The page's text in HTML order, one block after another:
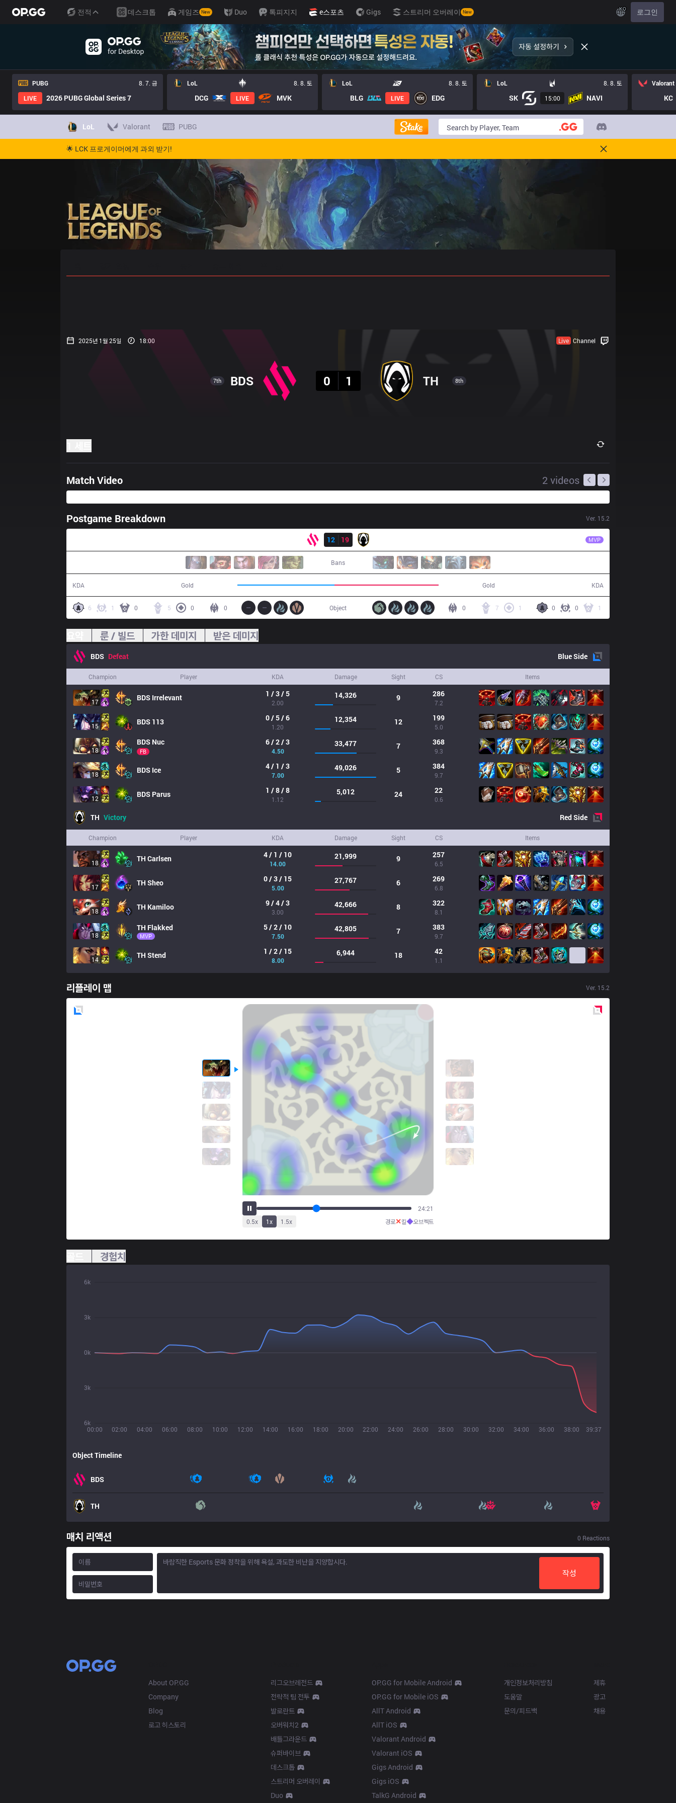
전적 데스크톱 게임즈 New Duo 톡피지지 e스포츠 Gigs 스트리머 오버레이 New KO 로그인
PUBG
8. 7. 금
LIVE
2026 PUBG Global Series 7
LoL 8. 8. 토
DCG LIVE MVK
LoL 8. 8. 토
BLG LIVE EDG
LoL 8. 8. 토
SK 15:00 NAVI
Valorant
KC
LoL Valorant PUBG
🌟 LCK 프로게이머에게 과외 받기!
2025년 1월 25일 18:00 Live Channel
7th BDS
0
1 TH 8th
Match Video 2 videos
Postgame Breakdown Ver. 15.2
12
19 MVP
Bans
KDA Gold Gold KDA
6 1 0 5 0 0 0 0 1
7 1
0
Object
룬 / 빌드 가한 데미지 받은 데미지
BDS Defeat BlueSide
Champion Player KDA Damage Sight CS Items
17 BDS Irrelevant 1 / 3 / 5
2.00
14,326 9 286
7.2
15 BDS 113 0 / 5 / 6
1.20
12,354 12 199
5.0
18
BDS Nuc
FB
6 / 2 / 3
4.50
33,477 7 368
9.3
18 BDS Ice 4 / 1 / 3
7.00
49,026 5 384
9.7
12 BDS Parus 1 / 8 / 8
1.12
5,012 24 22
0.6
TH Victory RedSide
Champion Player KDA Damage Sight CS Items
18 TH Carlsen 4 / 1 / 10
14.00
21,999 9 257
6.5
17 TH Sheo 0 / 3 / 15
5.00
27,767 6 269
6.8
18 TH Kamiloo 9 / 4 / 3
3.00
42,666 8 322
8.1
18
TH Flakked
MVP
5 / 2 / 10
7.50
42,805 7 383
9.7
14 TH Stend 1 / 2 / 15
8.00
6,944 18 42
1.1
리플레이 맵 Ver. 15.2
30:59
0.5x 1x 1.5x 경로✕킬◆오브젝트
경험치
00:00 02:00 04:00 06:00 08:00 10:00 12:00 14:00 16:00 18:00 20:00 22:00 24:00 26:00 28:00 30:00 32:00 34:00 36:00 38:00 39:37
6k
3k
0k
3k
6k
Object Timeline
BDS
TH
매치 리액션 0 Reactions
작성
About OP.GG
Company
Blog
로고 히스토리
리그오브레전드
전략적 팀 전투
발로란트
오버워치2
배틀그라운드
슈퍼바이브
데스크톱
스트리머 오버레이
Duo
OP.GG for Mobile Android
OP.GG for Mobile iOS
AllT Android
AllT iOS
Valorant Android
Valorant iOS
Gigs Android
Gigs iOS
TalkG Android
개인정보처리방침
도움말
문의/피드백
제휴
광고
채용